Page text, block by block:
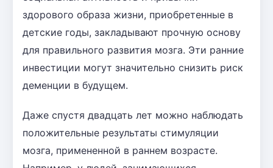
здорового образа жизни, приобретенные в
детские годы, закладывают прочную основу
для правильного развития мозга. Эти ранние
инвестиции могут значительно снизить риск
деменции в будущем.
Даже спустя двадцать лет можно наблюдать
положительные результаты стимуляции
мозга, примененной в раннем возрасте.